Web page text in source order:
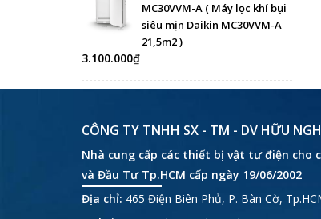
MC30VVM-A ( Máy lọc khí bụi
siêu mịn Daikin MC30VVM-A
21,5m2 )
3.100.000₫
CÔNG TY TNHH SX - TM - DV HỮU
Nhà cung cấp các thiết bị vật tư điện cho
và Đầu Tư Tp.HCM cấp ngày 19/06/2002
Địa chỉ: 465 Điện Biên Phủ, P. Bàn Cờ,